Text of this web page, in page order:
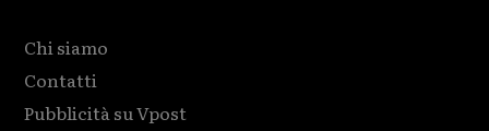
Chi siamo
Contatti
Pubblicità su Vpost